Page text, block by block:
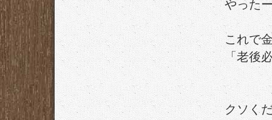
やった
これで
「老後
クソく